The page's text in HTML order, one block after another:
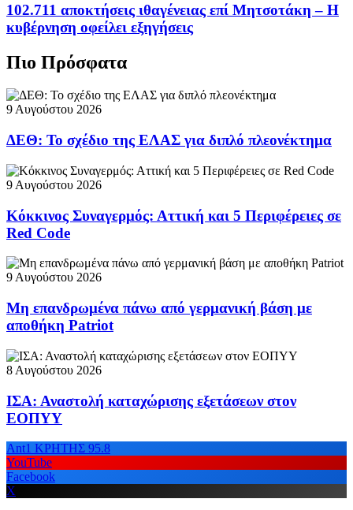
102.711 αποκτήσεις ιθαγένειας επί Μητσοτάκη – Η
κυβέρνηση οφείλει εξηγήσεις
Πιο Πρόσφατα
9 Αυγούστου 2026
ΔΕΘ: Το σχέδιο της ΕΛΑΣ για διπλό πλεονέκτημα
9 Αυγούστου 2026
Κόκκινος Συναγερμός: Αττική και 5 Περιφέρειες σε
Red Code
9 Αυγούστου 2026
Μη επανδρωμένα πάνω από γερμανική βάση με
αποθήκη Patriot
8 Αυγούστου 2026
ΙΣΑ: Αναστολή καταχώρισης εξετάσεων στον
ΕΟΠΥΥ
Ant1 ΚΡΗΤΗΣ 95.8
YouTube
Facebook
X